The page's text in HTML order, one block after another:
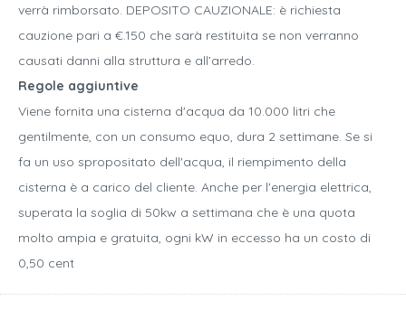
verrà rimborsato. DEPOSITO CAUZIONALE: è richiesta
cauzione pari a €.150 che sarà restituita se non verranno
causati danni alla struttura e all’arredo.
Regole aggiuntive
Viene fornita una cisterna d'acqua da 10.000 litri che
gentilmente, con un consumo equo, dura 2 settimane. Se si
fa un uso spropositato dell'acqua, il riempimento della
cisterna è a carico del cliente. Anche per l'energia elettrica,
superata la soglia di 50kw a settimana che è una quota
molto ampia e gratuita, ogni kW in eccesso ha un costo di
0,50 cent